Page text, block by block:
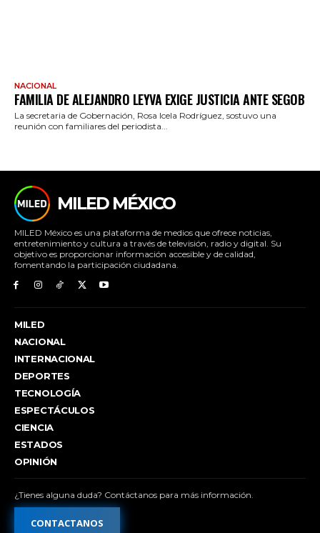
NACIONAL
FAMILIA DE ALEJANDRO LEYVA EXIGE JUSTICIA ANTE SEGOB
La secretaria de Gobernación, Rosa Icela Rodríguez, sostuvo una
reunión con familiares del periodista...
MILED MÉXICO
MILED México es una plataforma de medios que ofrece noticias,
entretenimiento y cultura a través de televisión, radio y digital. Su
objetivo es proporcionar información accesible y de calidad,
fomentando la participación ciudadana.
MILED
NACIONAL
INTERNACIONAL
DEPORTES
TECNOLOGÍA
ESPECTÁCULOS
CIENCIA
ESTADOS
OPINIÓN
¿Tienes alguna duda? Contáctanos para más información.
CONTACTANOS